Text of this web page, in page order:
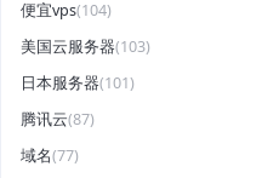
便宜vps(104)
美国云服务器(103)
日本服务器(101)
腾讯云(87)
域名(77)